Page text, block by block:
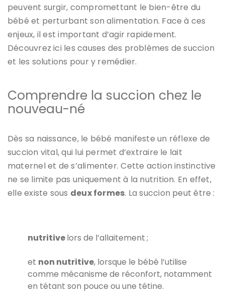
peuvent surgir, compromettant le bien-être du
bébé et perturbant son alimentation. Face à ces
enjeux, il est important d’agir rapidement.
Découvrez ici les causes des problèmes de succion
et les solutions pour y remédier.
Comprendre la succion chez le
nouveau-né
Dès sa naissance, le bébé manifeste un réflexe de
succion vital, qui lui permet d’extraire le lait
maternel et de s’alimenter. Cette action instinctive
ne se limite pas uniquement à la nutrition. En effet,
elle existe sous deux formes. La succion peut être :
nutritivelors de l’allaitement ;
et non nutritive, lorsque le bébé l’utilise
comme mécanisme de réconfort, notamment
en tétant son pouce ou une tétine.